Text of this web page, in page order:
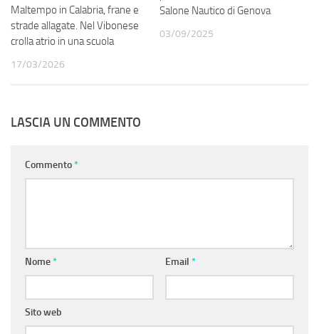
Maltempo in Calabria, frane e
strade allagate. Nel Vibonese
crolla atrio in una scuola
17/03/2026
Salone Nautico di Genova
03/09/2025
LASCIA UN COMMENTO
Commento*
Nome* Email *
Sito web